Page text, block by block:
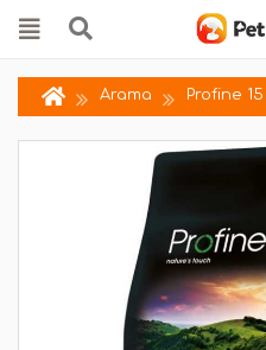
Arama Profine